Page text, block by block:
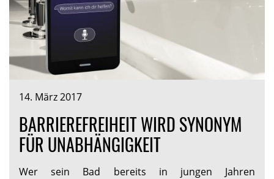
14. März 2017
BARRIEREFREIHEIT WIRD SYNONYM
FÜR UNABHÄNGIGKEIT
Wer sein Bad bereits in jungen Jahren